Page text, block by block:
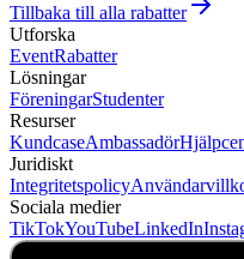
Tillbaka till alla rabatter
Utforska
EventRabatter
Lösningar
FöreningarStudenter
Resurser
KundcaseAmbassadör
Juridiskt
Integritetspolicy
Sociala medier
TikTokYouTubeLinkedIn